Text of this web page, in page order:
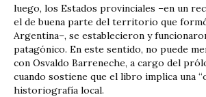
luego, los Estados provinciales –en un
el de buena parte del territorio que
Argentina–, se establecieron y
patagónico. En este sentido, no puede
con Osvaldo Barreneche, a cargo del
cuando sostiene que el libro implica una
historiografía local.